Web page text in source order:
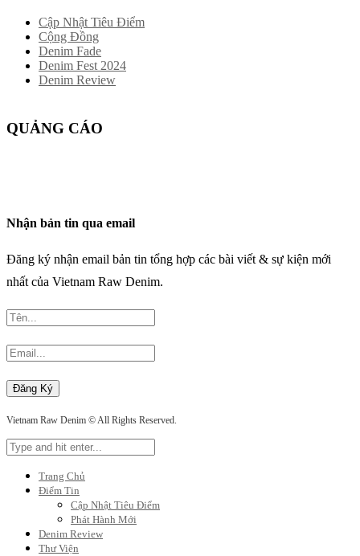
Cập Nhật Tiêu Điểm
Cộng Đồng
Denim Fade
Denim Fest 2024
Denim Review
QUẢNG CÁO
Nhận bản tin qua email
Đăng ký nhận email bản tin tổng hợp các bài viết & sự kiện mới
nhất của Vietnam Raw Denim.
Vietnam Raw Denim © All Rights Reserved.
Trang Chủ
Điểm Tin
Cập Nhật Tiêu Điểm
Phát Hành Mới
Denim Review
Thư Viện